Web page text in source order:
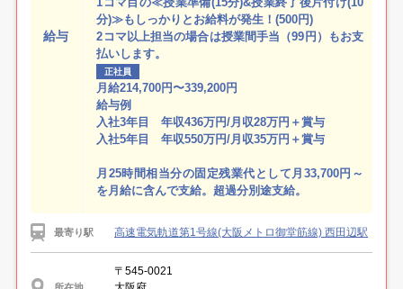
給与
分)≫もしっかりとお給料が発生！(500円)
2コマ以上担当の場合は授業間手当（99円）もお支
払いします。
正社員
月給214,700円〜339,200円
給与例
入社3年目 年収436万円/月収28万円＋賞与
入社5年目 年収550万円/月収35万円＋賞与
月25時間相当分の固定残業代として月33,700円～
を月給に含んで支給。超過分別途支給。
最寄り駅 高速電気軌道第1号線(大阪メトロ御堂筋線) 西田辺駅
〒545-0021